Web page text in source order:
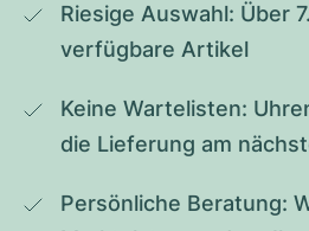
Riesige Auswahl: Über
verfügbare Artikel
Keine Wartelisten:
die Lieferung am
Persönliche Beratung: